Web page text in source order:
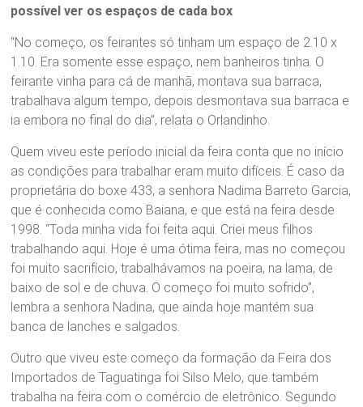
possível ver os espaços de cada box
“No começo, os feirantes só tinham um espaço de 2.10 x
1.10. Era somente esse espaço, nem banheiros tinha. O
feirante vinha para cá de manhã, montava sua barraca,
trabalhava algum tempo, depois desmontava sua barraca e
ia embora no final do dia”, relata o Orlandinho.
Quem viveu este período inicial da feira conta que no início
as condições para trabalhar eram muito difíceis. É caso da
proprietária do boxe 433, a senhora Nadima Barreto Garcia,
que é conhecida como Baiana, e que está na feira desde
1998. “Toda minha vida foi feita aqui. Criei meus filhos
trabalhando aqui. Hoje é uma ótima feira, mas no começou
foi muito sacrifício, trabalhávamos na poeira, na lama, de
baixo de sol e de chuva. O começo foi muito sofrido”,
lembra a senhora Nadina, que ainda hoje mantém sua
banca de lanches e salgados.
Outro que viveu este começo da formação da Feira dos
Importados de Taguatinga foi Silso Melo, que também
trabalha na feira com o comércio de eletrônico. Segundo